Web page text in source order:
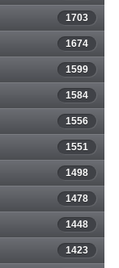
1703
1674
1599
1584
1556
1551
1498
1478
1448
1423